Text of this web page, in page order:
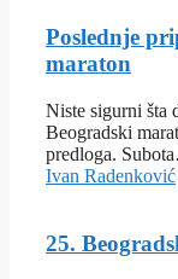
Poslednje
maraton
Niste sigurni šta
Beogradski
predloga.
Ivan Radenković
25.